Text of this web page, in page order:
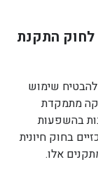
התקנת
שימוש
מתמקדת
בהשפעות
בחוק חיונית
אלו.